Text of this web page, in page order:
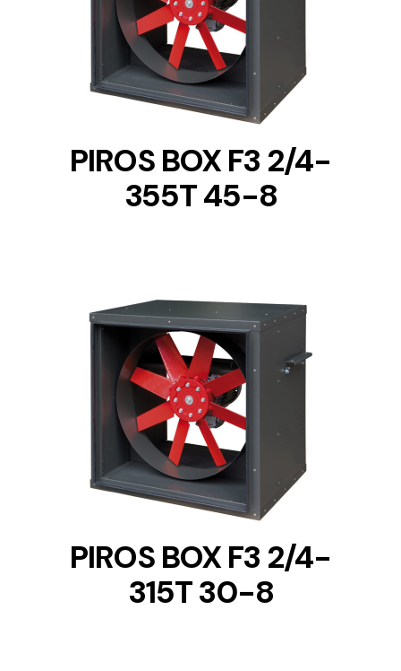
DETAILS
PIROS BOX F3 2/4-
355T 45-8
DETAILS
PIROS BOX F3 2/4-
315T 30-8